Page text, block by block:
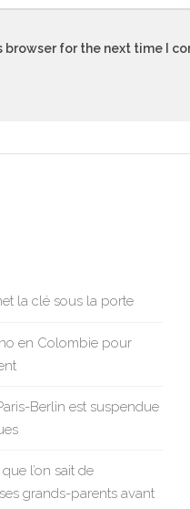
browser for the next time I
la clé sous la porte
en Colombie pour
Berlin est suspendue
l’on sait de
grands-parents avant